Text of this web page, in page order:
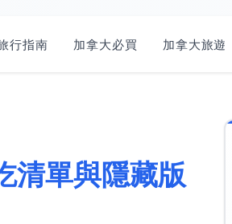
行指南 加拿大必買 加拿大旅遊​
清單與隱藏版